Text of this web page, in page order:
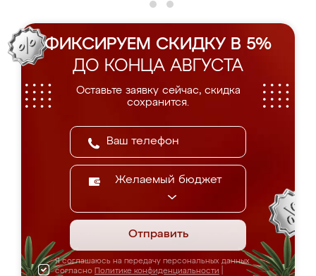
ФИКСИРУЕМ СКИДКУ В 5%
ДО КОНЦА АВГУСТА
Оставьте заявку сейчас, скидка
сохранится.
Желаемый бюджет
Отправить
Я соглашаюсь на передачу персональных данных
согласно Политике конфиденциальности